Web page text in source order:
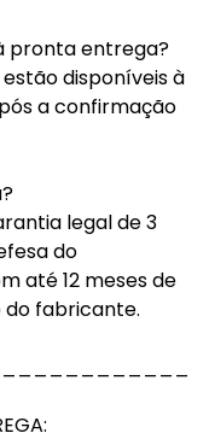
pronta entrega?
estão disponíveis à
a confirmação
legal de 3
do
até 12 meses de
fabricante.